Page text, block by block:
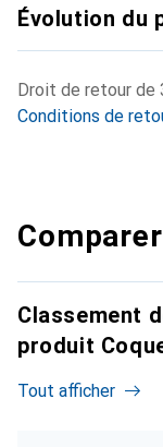
Évolution du
Droit de retour de
Conditions de
Classement
produit
Tout afficher